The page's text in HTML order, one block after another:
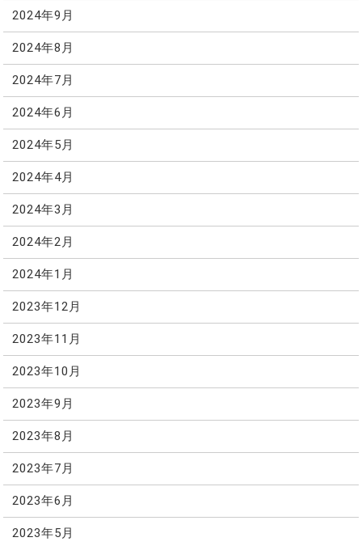
2024年9月
2024年8月
2024年7月
2024年6月
2024年5月
2024年4月
2024年3月
2024年2月
2024年1月
2023年12月
2023年11月
2023年10月
2023年9月
2023年8月
2023年7月
2023年6月
2023年5月